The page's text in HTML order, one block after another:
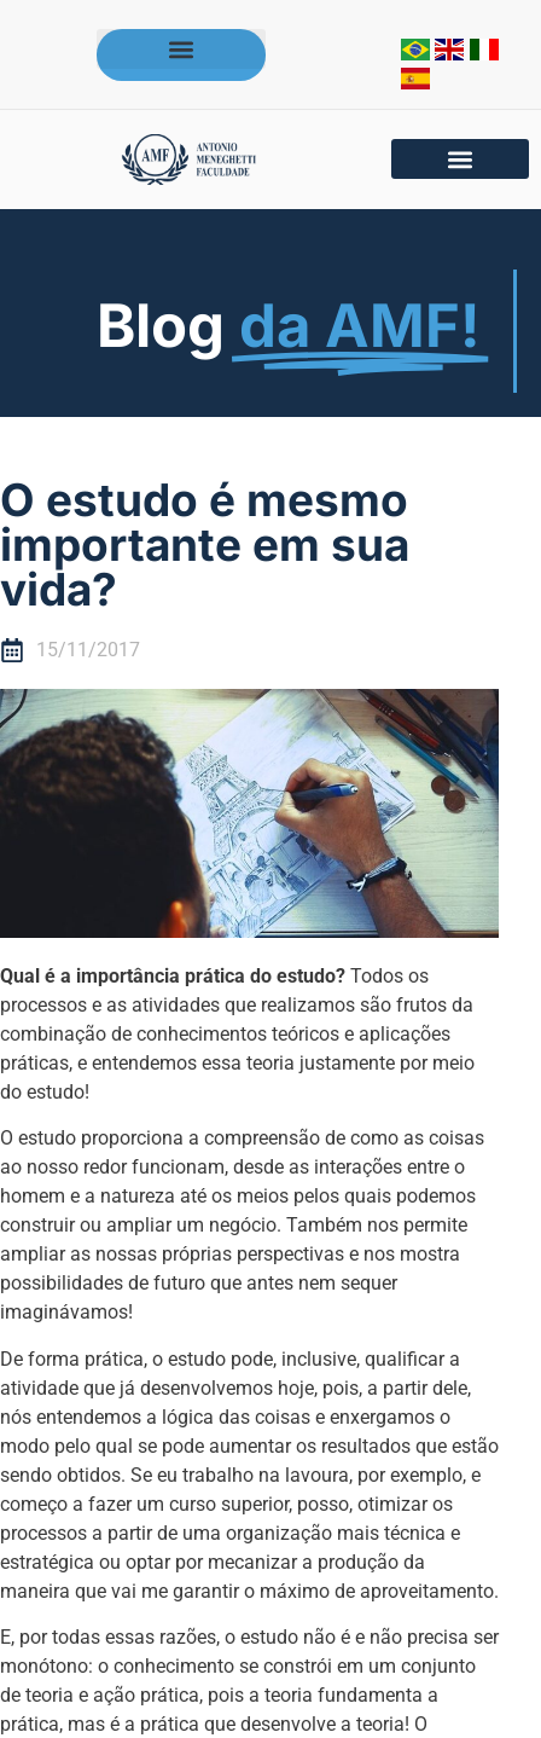
Blog da AMF!
O estudo é mesmo
importante em sua
vida?
15/11/2017
Qual é a importância prática do estudo? Todos os
processos e as atividades que realizamos são frutos da
combinação de conhecimentos teóricos e aplicações
práticas, e entendemos essa teoria justamente por meio
do estudo!
O estudo proporciona a compreensão de como as coisas
ao nosso redor funcionam, desde as interações entre o
homem e a natureza até os meios pelos quais podemos
construir ou ampliar um negócio. Também nos permite
ampliar as nossas próprias perspectivas e nos mostra
possibilidades de futuro que antes nem sequer
imaginávamos!
De forma prática, o estudo pode, inclusive, qualificar a
atividade que já desenvolvemos hoje, pois, a partir dele,
nós entendemos a lógica das coisas e enxergamos o
modo pelo qual se pode aumentar os resultados que estão
sendo obtidos. Se eu trabalho na lavoura, por exemplo, e
começo a fazer um curso superior, posso, otimizar os
processos a partir de uma organização mais técnica e
estratégica ou optar por mecanizar a produção da
maneira que vai me garantir o máximo de aproveitamento.
E, por todas essas razões, o estudo não é e não precisa ser
monótono: o conhecimento se constrói em um conjunto
de teoria e ação prática, pois a teoria fundamenta a
prática, mas é a prática que desenvolve a teoria! O